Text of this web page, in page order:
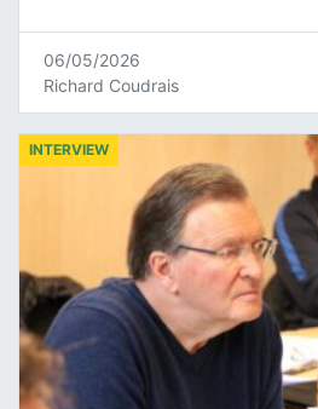
06/05/2026
Richard Coudrais
INTERVIEW